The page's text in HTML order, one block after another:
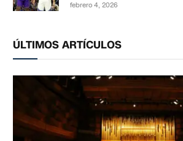
febrero 4, 2026
ÚLTIMOS ARTÍCULOS